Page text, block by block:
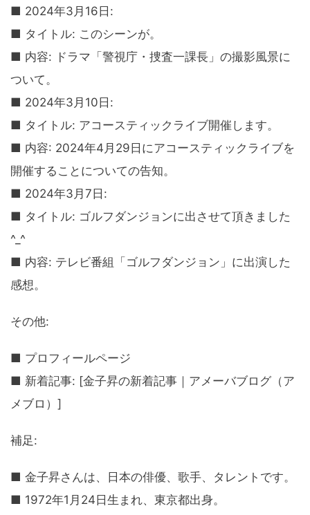
■ 2024年3月16日:
■ タイトル: このシーンが。
■ 内容: ドラマ「警視庁・捜査一課長」の撮影風景に
ついて。
■ 2024年3月10日:
■ タイトル: アコースティックライブ開催します。
■ 内容: 2024年4月29日にアコースティックライブを
開催することについての告知。
■ 2024年3月7日:
■ タイトル: ゴルフダンジョンに出させて頂きました
^_^
■ 内容: テレビ番組「ゴルフダンジョン」に出演した
感想。
その他:
■ プロフィールページ
■ 新着記事: [金子昇の新着記事｜アメーバブログ（ア
メブロ）]
補足:
■ 金子昇さんは、日本の俳優、歌手、タレントです。
■ 1972年1月24日生まれ、東京都出身。